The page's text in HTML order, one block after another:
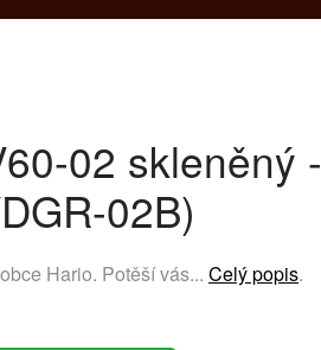
02 skleněný -
02B)
Hario. Potěší vás... Celý popis.